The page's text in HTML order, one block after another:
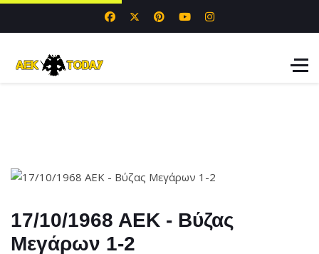
17/10/1968 AEK - Βύζας
Μεγάρων 1-2